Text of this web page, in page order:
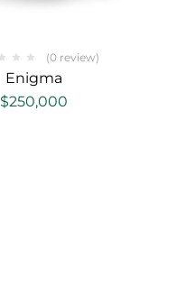
(0 review)
Enigma
$250,000